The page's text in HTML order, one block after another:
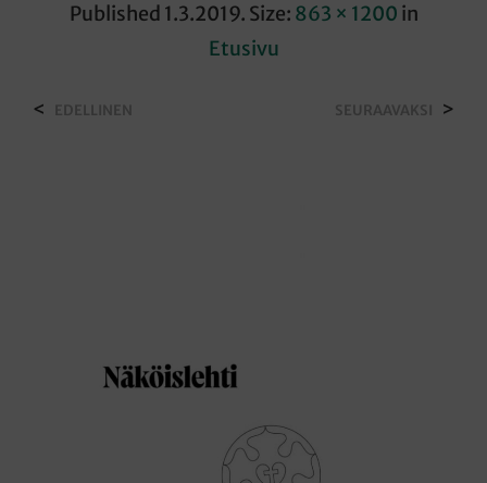
Published 1.3.2019. Size: 863 × 1200 in
Etusivu
< EDELLINEN SEURAAVAKSI >